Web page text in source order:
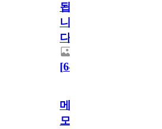
됩
니
다.
[64
메
모